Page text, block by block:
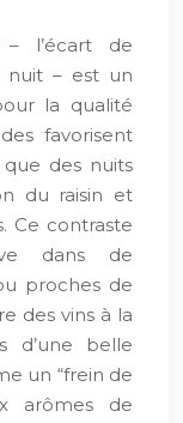
– l’écart de
– est un
la qualité
favorisent
que des nuits
du raisin et
Ce contraste
dans de
proches de
des vins à la
d’une belle
un “frein de
arômes de